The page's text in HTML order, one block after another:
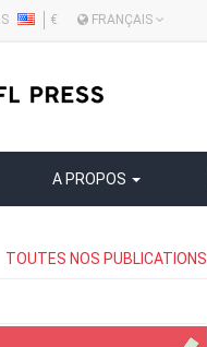
€ FRANÇAIS
A PROPOS
TOUTES NOS PUBLICATIONS